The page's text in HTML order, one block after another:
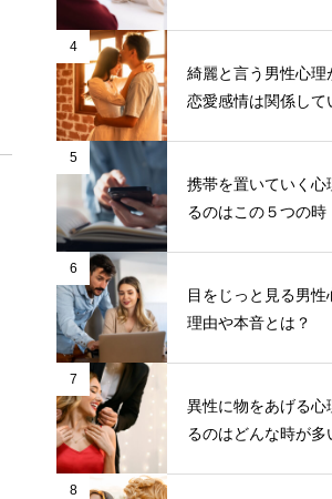
4
綺麗と言う男性心理
恋愛感情は関係して
5
携帯を置いていく心
るのはこの５つの時
6
目をじっと見る男性
理由や本音とは？
7
異性に物をあげる心
るのはどんな時が多
8